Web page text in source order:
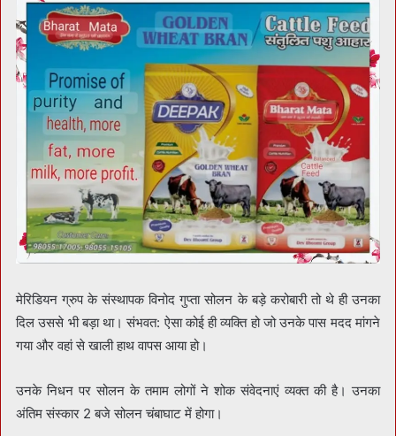
मेरिडियन ग्रुप के संस्थापक विनोद गुप्ता सोलन के बड़े करोबारी तो थे ही उनका
दिल उससे भी बड़ा था। संभवत: ऐसा कोई ही व्यक्ति हो जो उनके पास मदद मांगने
गया और वहां से खाली हाथ वापस आया हो।
उनके निधन पर सोलन के तमाम लोगों ने शोक संवेदनाएं व्यक्त की है। उनका
अंतिम संस्कार 2 बजे सोलन चंबाघाट में होगा।